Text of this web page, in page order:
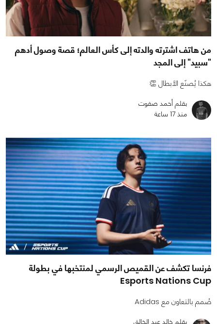
من هاتف اشترته والدته إلى كأس العالم؛ قصة وصول أدهم
"سبيد" إلى المجد
هكذا يُصنَع الأبطال 👏
بقلم أحمد صفوت
منذ 17 ساعة
فرنسا تكشف عن القميص الرسمي لمنتخبها في بطولة
Esports Nations Cup
صُمم بالتعاون مع Adidas
بقلم خالد عبد الخالق